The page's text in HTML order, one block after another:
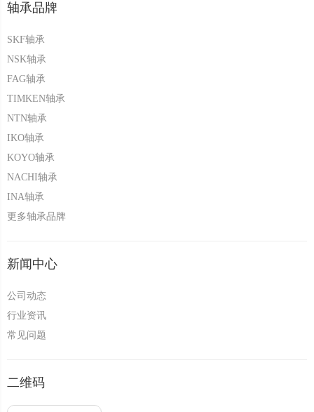
轴承品牌
SKF轴承
NSK轴承
FAG轴承
TIMKEN轴承
NTN轴承
IKO轴承
KOYO轴承
NACHI轴承
INA轴承
更多轴承品牌
新闻中心
公司动态
行业资讯
常见问题
二维码